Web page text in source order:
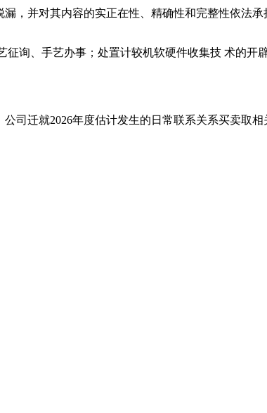
并对其内容的实正在性、精确性和完整性依法承
、手艺办事；处置计较机软硬件收集技 术的开
迁就2026年度估计发生的日常联系关系买卖取相